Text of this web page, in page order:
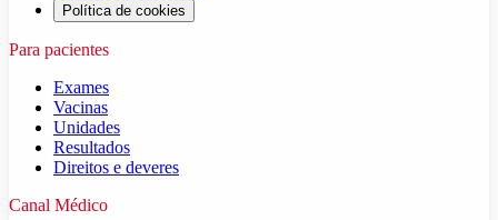
Política de cookies
Para pacientes
Exames
Vacinas
Unidades
Resultados
Direitos e deveres
Canal Médico